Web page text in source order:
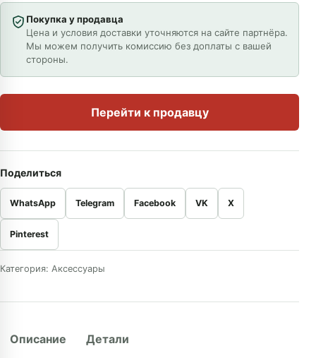
Покупка у продавца
Цена и условия доставки уточняются на сайте партнёра.
Мы можем получить комиссию без доплаты с вашей
стороны.
Перейти к продавцу
Поделиться
WhatsApp Telegram Facebook VK X
Pinterest
Категория: Аксессуары
Описание Детали